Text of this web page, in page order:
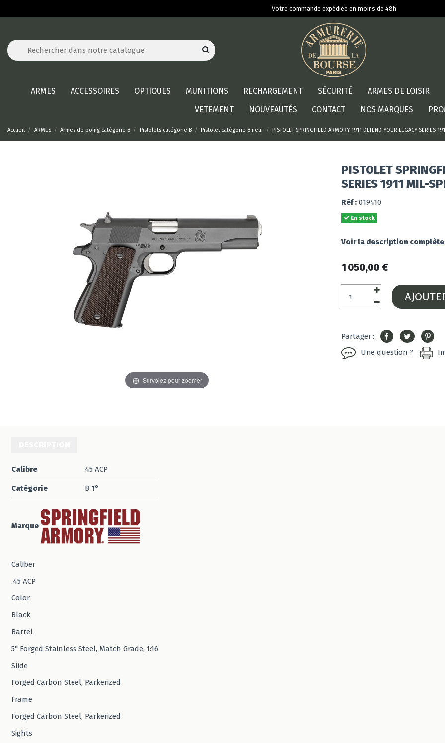
Votre commande expédiée en moins de 48h
ARMES ACCESSOIRES OPTIQUES MUNITIONS RECHARGEMENT SÉCURITÉ ARMES DE LOISIR
VETEMENT
NOUVEAUTÉS CONTACT NOS MARQUES
Accueil ARMES Armes de poing catégorie B Pistolets catégorie B Pistolet catégorie B neuf PISTOLET SPRINGFIELD ARMORY 1911 DEFEND YOUR LEGACY SERIES
Survolez pour zoomer
PISTOLET
SERIES 1911 MIL-
Réf : 019410
En stock
Voir la description complète
1 050,00 €
Partager :
Une question ?
Calibre 45 ACP
Catégorie B 1°
Marque
Caliber
.45 ACP
Color
Black
Barrel
5" Forged Stainless Steel, Match Grade, 1:16
Slide
Forged Carbon Steel, Parkerized
Frame
Forged Carbon Steel, Parkerized
Sights